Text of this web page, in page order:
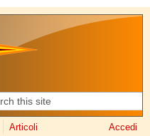
ricerca
Articoli Accedi